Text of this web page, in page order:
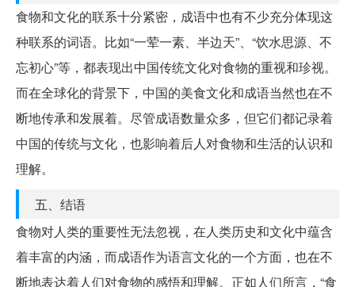
食物和文化的联系十分紧密，成语中也有不少充分体现这
种联系的词语。比如“一荤一素、半边天”、“饮水思源、不
忘初心”等，都表现出中国传统文化对食物的重视和珍视。
而在全球化的背景下，中国的美食文化和成语当然也在不
断地传承和发展着。尽管成语数量众多，但它们都记录着
中国的传统与文化，也影响着后人对食物和生活的认识和
理解。
五、结语
食物对人类的重要性无法忽视，在人类历史和文化中蕴含
着丰富的内涵，而成语作为语言文化的一个方面，也在不
断地表达着人们对食物的感悟和理解。正如人们所言，“食